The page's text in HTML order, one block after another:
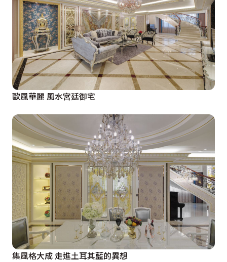
歐風華麗 風水宮廷御宅
集風格大成 走進土耳其藍的異想